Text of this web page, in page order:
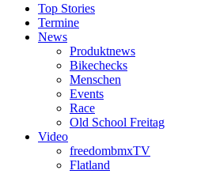
Top Stories
Termine
News
Produktnews
Bikechecks
Menschen
Events
Race
Old School Freitag
Video
freedombmxTV
Flatland